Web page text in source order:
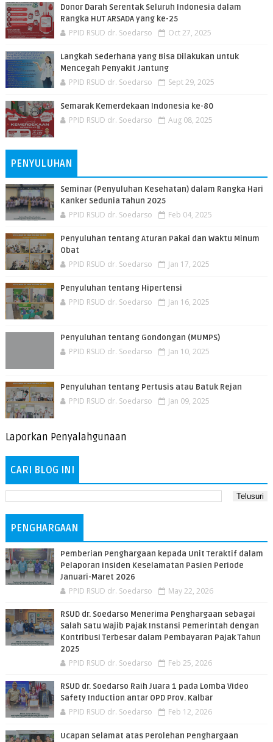
Donor Darah Serentak Seluruh Indonesia dalam
Rangka HUT ARSADA yang ke-25
PPID RSUD dr. Soedarso Oct 27, 2025
Langkah Sederhana yang Bisa Dilakukan untuk
Mencegah Penyakit Jantung
PPID RSUD dr. Soedarso Sept 29, 2025
Semarak Kemerdekaan Indonesia ke-80
PPID RSUD dr. Soedarso Aug 08, 2025
PENYULUHAN
Seminar (Penyuluhan Kesehatan) dalam Rangka Hari
Kanker Sedunia Tahun 2025
PPID RSUD dr. Soedarso Feb 04, 2025
Penyuluhan tentang Aturan Pakai dan Waktu Minum
Obat
PPID RSUD dr. Soedarso Jan 17, 2025
Penyuluhan tentang Hipertensi
PPID RSUD dr. Soedarso Jan 16, 2025
Penyuluhan tentang Gondongan (MUMPS)
PPID RSUD dr. Soedarso Jan 10, 2025
Penyuluhan tentang Pertusis atau Batuk Rejan
PPID RSUD dr. Soedarso Jan 09, 2025
Laporkan Penyalahgunaan
CARI BLOG INI
PENGHARGAAN
Pemberian Penghargaan kepada Unit Teraktif dalam
Pelaporan Insiden Keselamatan Pasien Periode
Januari-Maret 2026
PPID RSUD dr. Soedarso May 22, 2026
RSUD dr. Soedarso Menerima Penghargaan sebagai
Salah Satu Wajib Pajak Instansi Pemerintah dengan
Kontribusi Terbesar dalam Pembayaran Pajak Tahun
2025
PPID RSUD dr. Soedarso Feb 25, 2026
RSUD dr. Soedarso Raih Juara 1 pada Lomba Video
Safety Induction antar OPD Prov. Kalbar
PPID RSUD dr. Soedarso Feb 12, 2026
Ucapan Selamat atas Perolehan Penghargaan